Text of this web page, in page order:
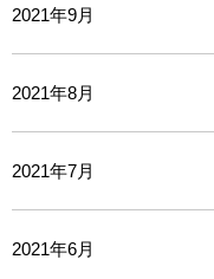
2021年9月
2021年8月
2021年7月
2021年6月